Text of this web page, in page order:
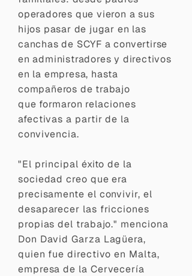
operadores que vieron a sus
hijos pasar de jugar en las
canchas de SCYF a convertirse
en administradores y directivos
en la empresa, hasta
compañeros de trabajo
que formaron relaciones
afectivas a partir de la
convivencia.
"El principal éxito de la
sociedad creo que era
precisamente el convivir, el
desaparecer las fricciones
propias del trabajo." menciona
Don David Garza Lagüera,
quien fue directivo en Malta,
empresa de la Cervecería